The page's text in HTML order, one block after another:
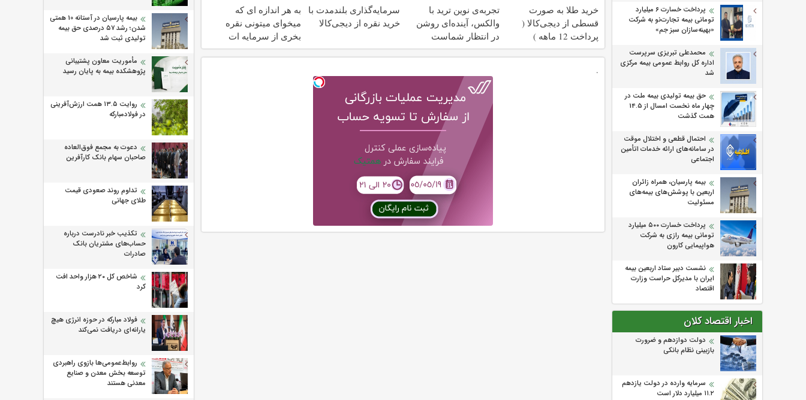
پرداخت خسارت ۶ میلیارد
تومانی بیمه تجارت‌نو به شرکت
«بهینه‌سازان سبز جم»
محمدعلی تبریزی سرپرست
اداره كل روابط عمومی بیمه مركزی
شد
حق بیمه تولیدی بیمه ملت در
چهار ماه نخست امسال از 14.5
همت گذشت
احتمال قطعی و اختلال موقت
در سامانه‌های ارائه خدمات اتأمین
اجتماعی
بیمه پارسیان، همراه زائران
اربعین با پوشش‌های بیمه‌های
مسئولیت
پرداخت خسارت ۵۰۰ میلیارد
تومانی بیمه رازی به شرکت
هواپیمایی کارون
نشست دبیر ستاد اربعین بیمه
ایران با مدیرکل حراست وزارت
اقتصاد
اخبار اقتصاد کلان
دولت دوازدهم و ضرورت
بازبینی نظام بانکی
سرمایه وارده در دولت یازدهم
۱۱.۲ میلیارد دلار است
خرید طلا به صورت
قسطی از دیجی‌کالا (
پرداخت 12 ماهه )
تجربه‌ی نوین ترید با
والکس، آینده‌ای روشن
در انتظار شماست
سرمایه‌گذاری بلندمدت با
خرید نقره از دیجی‌کالا
به هر اندازه ای که
میخوای میتونی نقره
بخری از سرمایه ات
محافظت کنی
.
بیمه پارسیان در آستانه 10 همتی
شدن؛ رشد ۵۷ درصدی حق بیمه
تولیدی ثبت شد
مأموریت معاون پشتیبانی
پژوهشكده بیمه به پایان رسید
روایت ۱۳.۵ همت ارزش‌آفرینی
در فولادمبارکه
دعوت به مجمع فوق‌العاده
صاحبان سهام بانک کارآفرین
تداوم روند صعودی قیمت
طلای جهانی
تکذیب خبر نادرست درباره
حساب‌های مشتریان بانک
صادرات
شاخص کل ۲۰ هزار واحد افت
کرد
فولاد مبارکه در حوزه انرژی هیچ
یارانه‌ای دریافت نمی‌کند
روابط‌‌عمومی‌ها بازوی راهبردی
توسعه بخش معدن و صنایع
معدنی هستند